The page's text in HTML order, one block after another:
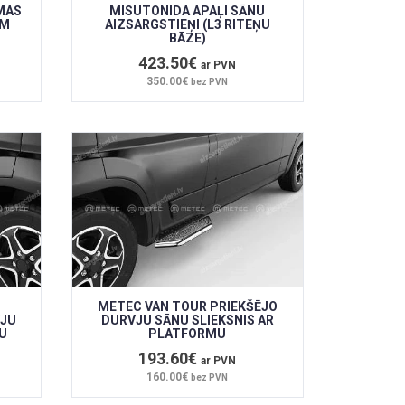
MISUTONIDA APAĻI SĀNU
AIZSARGSTIEŅI (L3 RITEŅU
BĀZE)
423.50€ar PVN
350.00€bez PVN
METEC VAN TOUR PRIEKŠĒJO
DURVJU SĀNU SLIEKSNIS AR
PLATFORMU
193.60€ar PVN
160.00€bez PVN